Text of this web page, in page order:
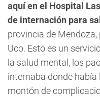
aquí en el Hospital
de internación para
provincia de
Uco. Esto es un
la salud mental, los
internaba donde
montón de